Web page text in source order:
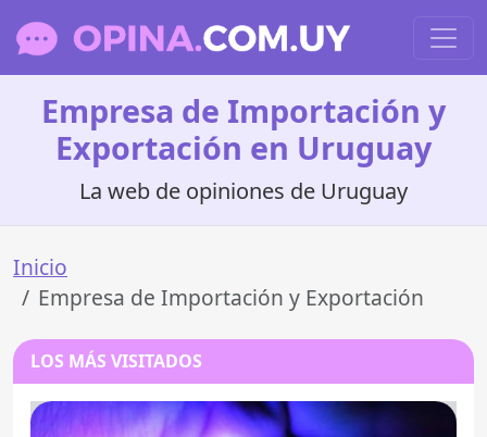
Empresa de Importación y
Exportación en Uruguay
La web de opiniones de Uruguay
Inicio
Empresa de Importación y Exportación
LOS MÁS VISITADOS